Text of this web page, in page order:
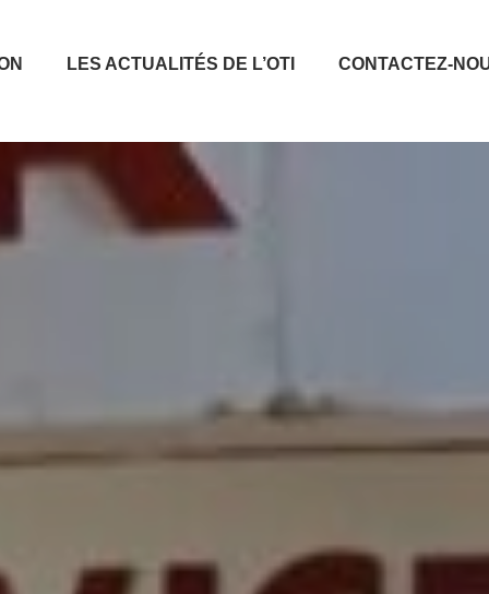
LES ACTUALITÉS DE L’OTI CONTACTEZ-